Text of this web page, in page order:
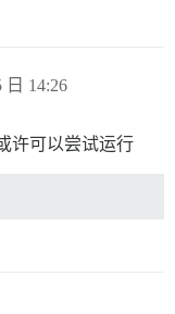
日 14:26
许可以尝试运行